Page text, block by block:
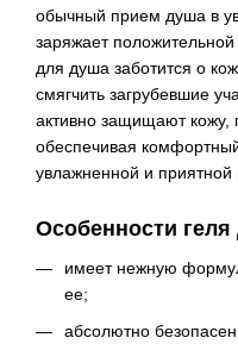
обычный прием душа в
заряжает положительной
для душа заботится о
смягчить загрубевшие
активно защищают кожу,
обеспечивая
увлажненной и приятной
Особенности
имеет нежную
ее;
абсолютно